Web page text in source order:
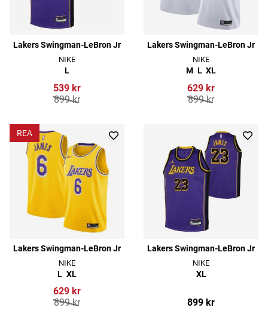
Lakers Swingman-LeBron Jr
NIKE
L
539 kr
899 kr
Lakers Swingman-LeBron Jr
NIKE
M L XL
629 kr
899 kr
REA
Lakers Swingman-LeBron Jr
NIKE
L XL
629 kr
899 kr
Lakers Swingman-LeBron Jr
NIKE
XL
899 kr